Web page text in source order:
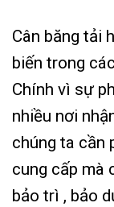
Cân băng tải
biến trong
Chính vì sự
nhiều nơi
chúng ta cần
cung cấp mà
bảo trì , bảo